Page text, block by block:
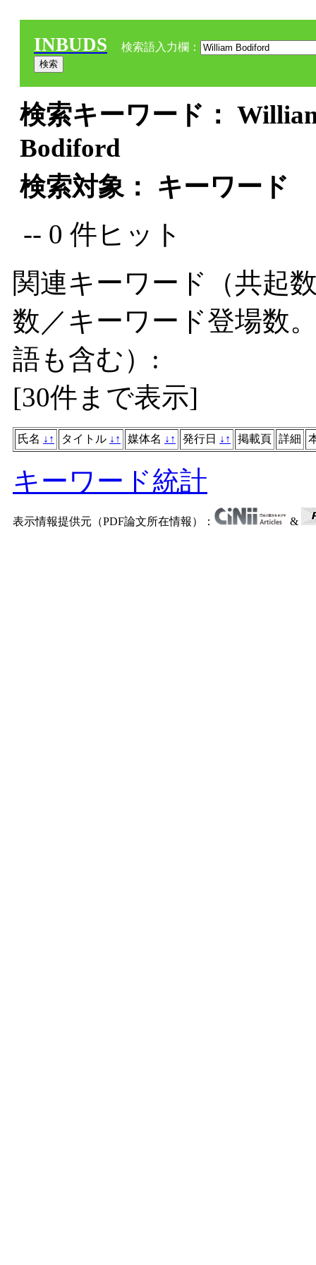
INBUDS 検索語入力欄：
検索キーワード：
Bodiford
検索対象： キーワード
-- 0 件ヒット
関連キーワード（共起
数／キーワード登場数
語も含む）:
[30件まで表示]
氏名 ↓ ↑ タイトル ↓ ↑ 媒体名 ↓ ↑ 発行日 ↓ ↑ 掲載頁 詳細
キーワード統計
表示情報提供元（PDF論文所在情報）： &